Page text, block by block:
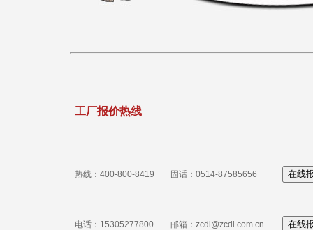
工厂报价热线
热线：400-800-8419 固话：0514-87585656 在线
电话：15305277800 邮箱：zcdl@zcdl.com.cn 在线